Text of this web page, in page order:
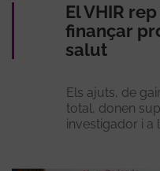
El VHIR
finançar
salut
Els ajuts, de
total, donen
investigador i a